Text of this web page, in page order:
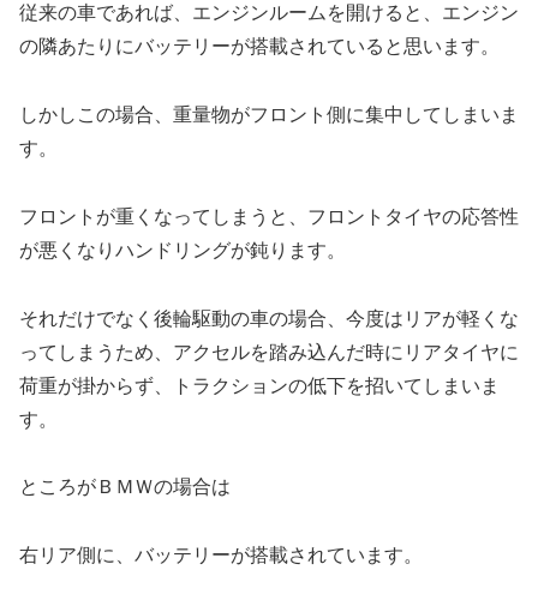
従来の車であれば、エンジンルームを開けると、エンジン
の隣あたりにバッテリーが搭載されていると思います。
しかしこの場合、重量物がフロント側に集中してしまいま
す。
フロントが重くなってしまうと、フロントタイヤの応答性
が悪くなりハンドリングが鈍ります。
それだけでなく後輪駆動の車の場合、今度はリアが軽くな
ってしまうため、アクセルを踏み込んだ時にリアタイヤに
荷重が掛からず、トラクションの低下を招いてしまいま
す。
ところがＢＭＷの場合は
右リア側に、バッテリーが搭載されています。